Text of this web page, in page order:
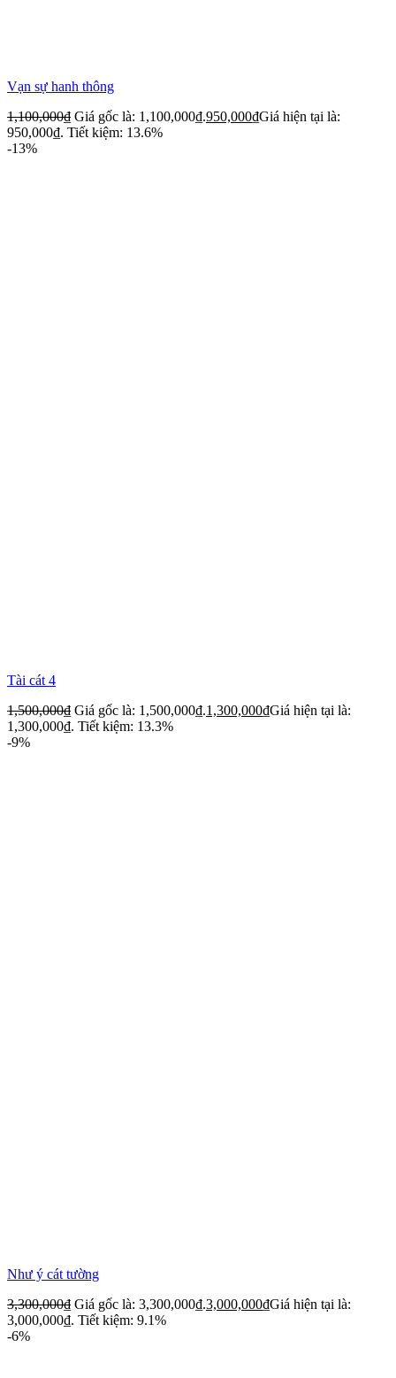
Vạn sự hanh thông
1,100,000₫ Giá gốc là: 1,100,000₫.950,000₫Giá hiện tại là:
950,000₫. Tiết kiệm: 13.6%
-13%
Tài cát 4
1,500,000₫ Giá gốc là: 1,500,000₫.1,300,000₫Giá hiện tại là:
1,300,000₫. Tiết kiệm: 13.3%
-9%
Như ý cát tường
3,300,000₫ Giá gốc là: 3,300,000₫.3,000,000₫Giá hiện tại là:
3,000,000₫. Tiết kiệm: 9.1%
-6%